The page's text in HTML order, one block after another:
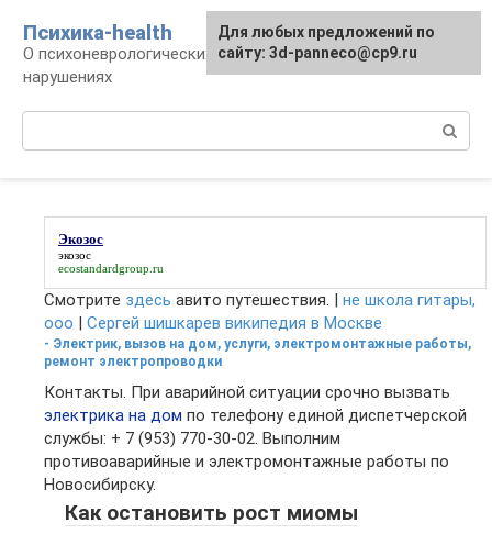
контенту
Психика-health
О психоневрологических патологиях и
нарушениях
Экозос
экозос
ecostandardgroup.ru
Смотрите здесь авито путешествия. | не школа гитары,
ооо | Сергей шишкарев википедия в Москве
- Электрик, вызов на дом, услуги, электромонтажные работы,
ремонт электропроводки
Контакты. При аварийной ситуации срочно вызвать
электрика на дом по телефону единой диспетчерской
службы: + 7 (953) 770-30-02. Выполним
противоаварийные и электромонтажные работы по
Новосибирску.
Как остановить рост миомы
Для любых предложений по
сайту: 3d-panneco@cp9.ru